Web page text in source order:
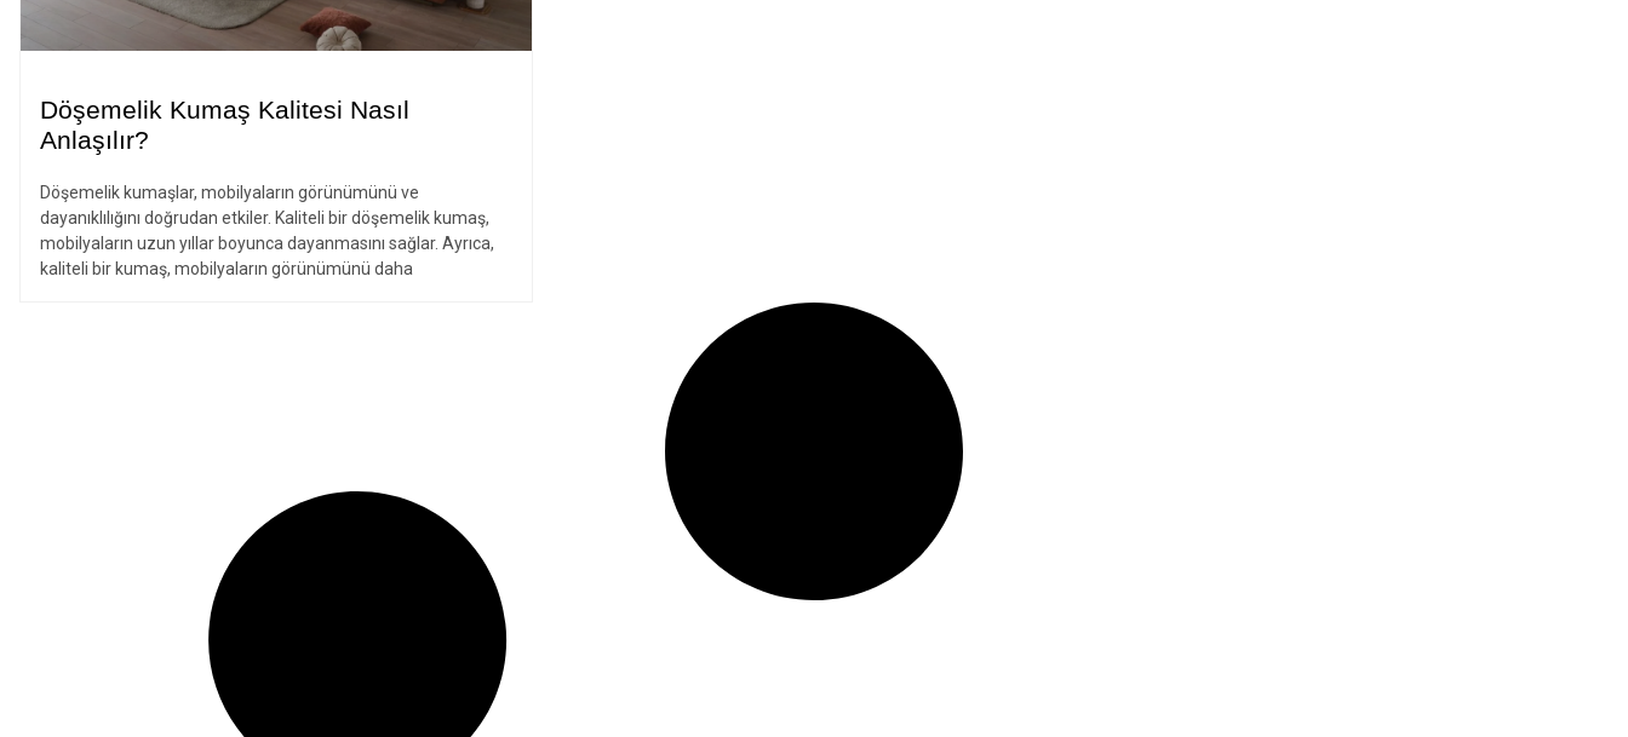
Döşemelik Kumaş Kalitesi Nasıl
Anlaşılır?
Döşemelik kumaşlar, mobilyaların görünümünü ve
dayanıklılığını doğrudan etkiler. Kaliteli bir döşemelik kumaş,
mobilyaların uzun yıllar boyunca dayanmasını sağlar. Ayrıca,
kaliteli bir kumaş, mobilyaların görünümünü daha